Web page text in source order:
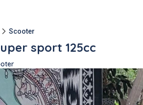
Scooter
sport 125cc
locationàMenton (06500)